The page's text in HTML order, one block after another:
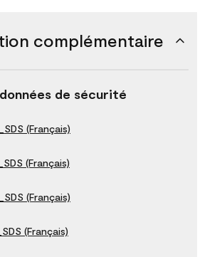
complémentaire
de sécurité
(Français)
(Français)
(Français)
(Français)